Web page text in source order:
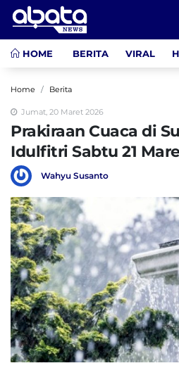
HOME BERITA VIRAL
Home Berita
Jumat, 20 Maret 2026
Prakiraan Cuaca di
Idulfitri Sabtu 21
Wahyu Susanto